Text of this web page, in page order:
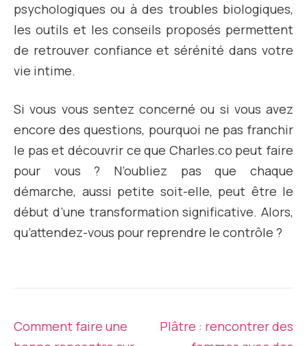
psychologiques ou à des troubles biologiques,
les outils et les conseils proposés permettent
de retrouver confiance et sérénité dans votre
vie intime.
Si vous vous sentez concerné ou si vous avez
encore des questions, pourquoi ne pas franchir
le pas et découvrir ce que Charles.co peut faire
pour vous ? N’oubliez pas que chaque
démarche, aussi petite soit-elle, peut être le
début d’une transformation significative. Alors,
qu’attendez-vous pour reprendre le contrôle ?
Navigation
Comment faire une
Plâtre : rencontrer des